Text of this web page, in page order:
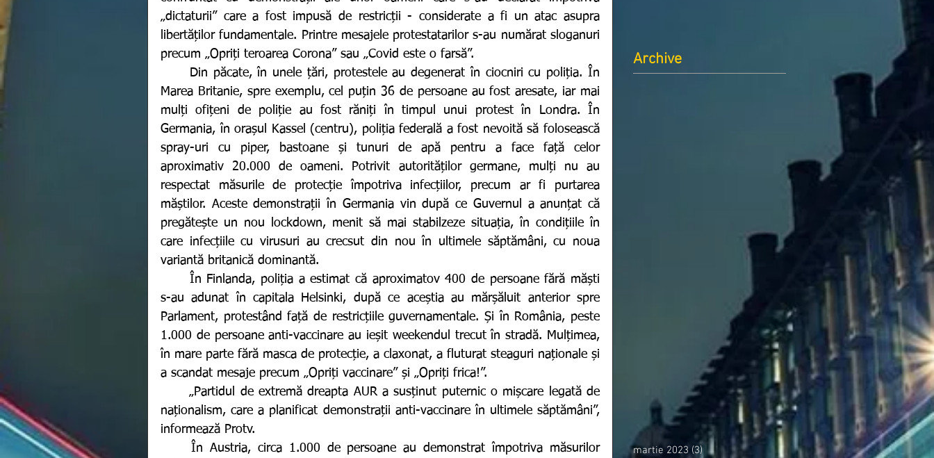
„dictaturii” care a fost impusă de restricții - considerate a fi un atac asupra
libertăților fundamentale. Printre mesajele protestatarilor s-au numărat sloganuri
precum „Opriți teroarea Corona” sau „Covid este o farsă”.
Marea Britanie, spre exemplu, cel puțin 36 de persoane au fost aresate, iar mai
mulți ofițeni de poliție au fost răniți în timpul unui protest în Londra. În
Germania, în orașul Kassel (centru), poliția federală a fost nevoită să folosească
spray-uri cu piper, bastoane și tunuri de apă pentru a face față celor
aproximativ 20.000 de oameni. Potrivit autorităților germane, mulți nu au
respectat măsurile de protecție împotriva infecțiilor, precum ar fi purtarea
măștilor. Aceste demonstrații în Germania vin după ce Guvernul a anunțat că
pregătește un nou lockdown, menit să mai stabilzeze situația, în condițiile în
care infecțiile cu virusuri au crecsut din nou în ultimele săptămâni, cu noua
variantă britanică dominantă.
s-au adunat în capitala Helsinki, după ce aceștia au mărșăluit anterior spre
Parlament, protestând față de restricțiile guvernamentale. Și în România, peste
1.000 de persoane anti-vaccinare au ieșit weekendul trecut în stradă. Mulțimea,
în mare parte fără masca de protecție, a claxonat, a fluturat steaguri naționale și
a scandat mesaje precum „Opriți vaccinare” și „Opriți frica!”.
naționalism, care a planificat demonstrații anti-vaccinare în ultimele săptămâni”,
informează Protv.
Archive
martie 2023 (3)3 postări